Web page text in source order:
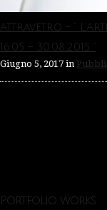
Attravetro – ”
16.05 – 30.08.2015 “
Giugno 5, 2017 in
Portfolio works